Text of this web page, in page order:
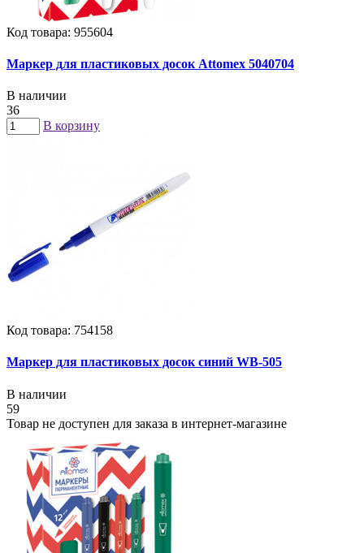
Код товара: 955604
Маркер для пластиковых досок Attomex 5040704
В наличии
36
В корзину
Код товара: 754158
Маркер для пластиковых досок синий WB-505
В наличии
59
Товар не доступен для заказа в интернет-магазине